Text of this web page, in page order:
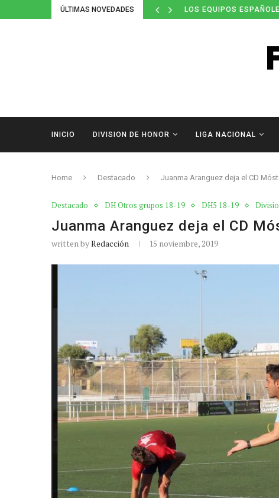
ÚLTIMAS NOVEDADES LOS EQUIPOS
INICIO DIVISION DE HONOR LIGA NACIONAL
Home Destacado Juanma Aranguez deja el CD
Destacado DH Otros grupos 18-19 DH5 18-19
Juanma Aranguez deja el CD
written byRedacción 15 noviembre, 2019